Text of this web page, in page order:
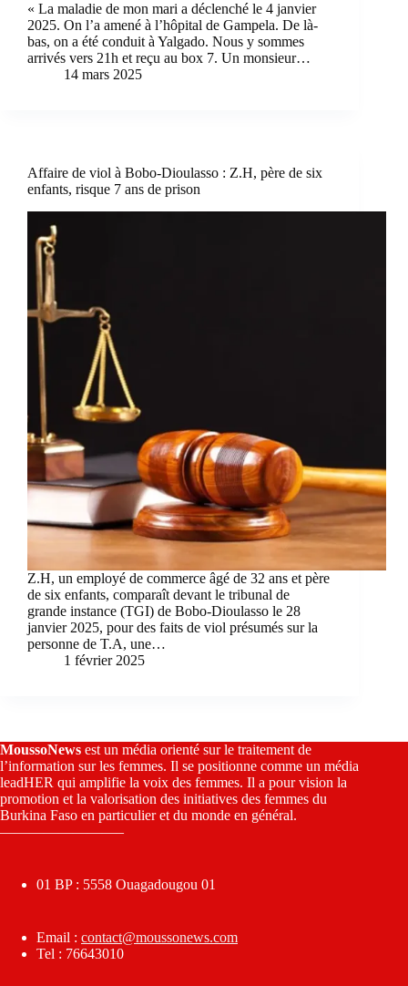
« La maladie de mon mari a déclenché le 4 janvier
2025. On l’a amené à l’hôpital de Gampela. De là-
bas, on a été conduit à Yalgado. Nous y sommes
arrivés vers 21h et reçu au box 7. Un monsieur…
14 mars 2025
Affaire de viol à Bobo-Dioulasso : Z.H, père de six
enfants, risque 7 ans de prison
Z.H, un employé de commerce âgé de 32 ans et père
de six enfants, comparaît devant le tribunal de
grande instance (TGI) de Bobo-Dioulasso le 28
janvier 2025, pour des faits de viol présumés sur la
personne de T.A, une…
1 février 2025
MoussoNews est un média orienté sur le traitement de
l’information sur les femmes. Il se positionne comme un média
leadHER qui amplifie la voix des femmes. Il a pour vision la
promotion et la valorisation des initiatives des femmes du
Burkina Faso en particulier et du monde en général.
————————–
01 BP : 5558 Ouagadougou 01
Email : contact@moussonews.com
Tel : 76643010